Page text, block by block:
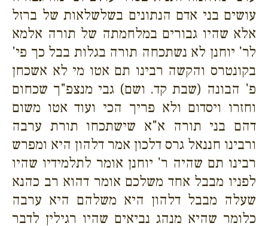
עושים בני אדם הנתונים בשלשלאות של ברזל
אלא שהיו גבורים במלחמתה של תורה אלמא
לר' יוחנן לא נשתכחה תורה בגלות בבל כך פי'
בקונטרס והקשה רבינו תם אטו מי לא אשכחן
פ' הבונה (שבת קד. ושם) גבי מנצפ"ך שכחום
וחזרו ויסדום ולא פריך הכי ועוד אטו משום
דהם בני תורה א"א שישתכחו תורת ערבה
ורבינו חננאל גרס דלכון אמר דלהון היא ומפרש
רבינו תם שהיה ר' יוחנן אומר לתלמידיו שהיו
לפניו מבבל אחד משלכם אומר דהוא רב כהנא
שעלה מבבל דלהון היא משלהם היא ערבה
כלומר שהיא מנהג נביאים שהיו רגילין לדבר